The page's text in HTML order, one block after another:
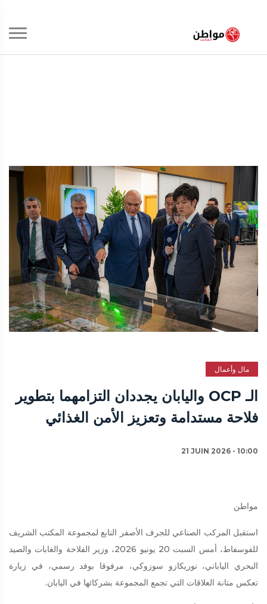
مال وأعمال
الـ OCP واليابان يجددان التزامهما بتطوير
فلاحة مستدامة وتعزيز الأمن الغذائي
21 JUIN 2026 - 10:00
مواطن
استقبل المركب الصناعي للجرف الأصفر التابع لمجموعة المكتب الشريف
للفوسفاط، أمس السبت 20 يونيو 2026، وزير الفلاحة والغابات والصيد
البحري الياباني، نوريكازو سوزوكي، مرفوقا بوفد رسمي، في زيارة
تعكس متانة العلاقات التي تجمع المجموعة بشركائها في اليابان.